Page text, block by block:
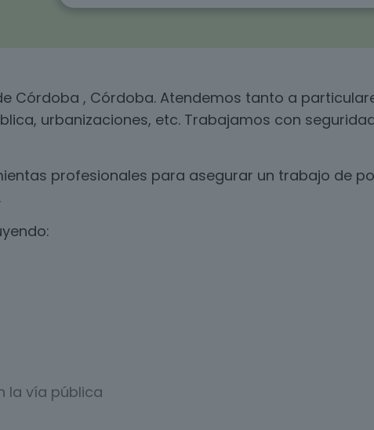
Córdoba , Córdoba. Atendemos tanto a
urbanizaciones, etc. Trabajamos con
profesionales para asegurar un trabajo de
la vía pública